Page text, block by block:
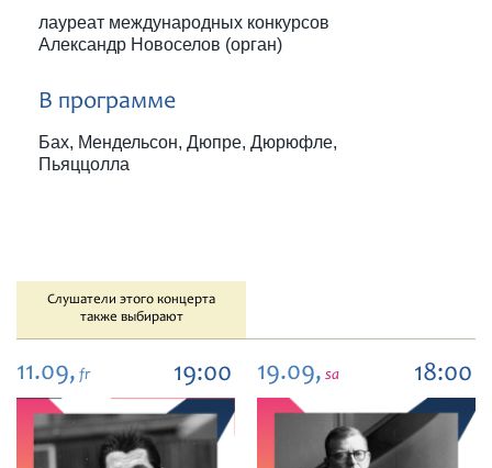
лауреат международных конкурсов
Александр Новоселов (орган)
В программе
Бах, Мендельсон, Дюпре, Дюрюфле,
Пьяццолла
Слушатели этого концерта
также выбирают
11.09, fr 19:00 19.09, sa 18:00